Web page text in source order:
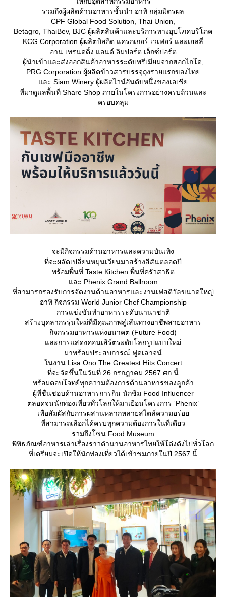
รวมถึงผู้ผลิตด้านอาหารชั้นนำ อาทิ กลุ่มมิตรผล
CPF Global Food Solution, Thai Union,
Betagro, ThaiBev, BJC ผู้ผลิตสินค้าและบริการทางอุปโภคบริโภค
KCG Corporation ผู้ผลิตบิสกิต แครกเกอร์ เวเฟอร์ และเยลลี่
อาน เทรนดดิ้ง แอนด์ อิมปอร์ต เอ็กซ์ปอร์ต
ผู้นำเข้าและส่งออกสินค้าอาหารระดับพรีเมียมจากฮอกไกโด,
PRG Corporation ผู้ผลิตข้าวสารบรรจุถุงรายแรกของไท
ละ Siam Winery ผู้ผลิตไวน์อันดับหนึ่งของเอเชี
ที่มาดูแลพื้นที่ Share Shop ภายในโครงการอย่างครบถ้วนและ
ครอบคลุม
จะมีกิจกรรมด้านอาหารและความบันเทิง
ที่จะผลัดเปลี่ยนหมุนเวียนมาสร้างสีสันตลอดปี
พร้อมพื้นที่ Taste Kitchen พื้นที่ครัวสาธิต
ละ Phenix Grand Ballroom
ที่สามารถรองรับการจัดงานด้านอาหารและงานเฟสติวัลขนาดใหญ่
อาทิ กิจกรรม World Junior Chef Championship
การแข่งขันทำอาหารระดับนานาชาติ
สร้างบุคลากรรุ่นใหม่ที่มีคุณภาพสู่เส้นทางอาชีพสายอาหาร
กิจกรรมอาหารแห่งอนาคต (Future Food)
ละการแสดงคอนเสิร์ตระดับโลกรูปแบบใหม่
มาพร้อมประสบการณ์ ฟูดเลาจน์
นงาน Lisa Ono The Greatest Hits Concert
ที่จะจัดขึ้นในวันที่ 26 กรกฎาคม 2567 ศก นี้
พร้อมตอบโจทย์ทุกความต้องการด้านอาหารของลูกค้า
ผู้ที่ชื่นชอบด้านอาหารการกิน นักชิม Food Influencer
ตลอดจนนักท่องเที่ยวทั่วโลกให้มาเยือนโครงการ ‘Phenix’
เพื่อสัมผัสกับการผสานหลากหลายสไตล์ความอร่อ
ที่สามารถเลือกได้ครบทุกความต้องการในที่เดียว
รวมถึงโซน Food Museum
พิพิธภัณฑ์อาหารเล่าเรื่องราวตำนานอาหารไทยให้โด่งดังไปทั่วโลก
ที่เตรียมจะเปิดให้นักท่องเที่ยวได้เข้าชมภายในปี 2567 นี้